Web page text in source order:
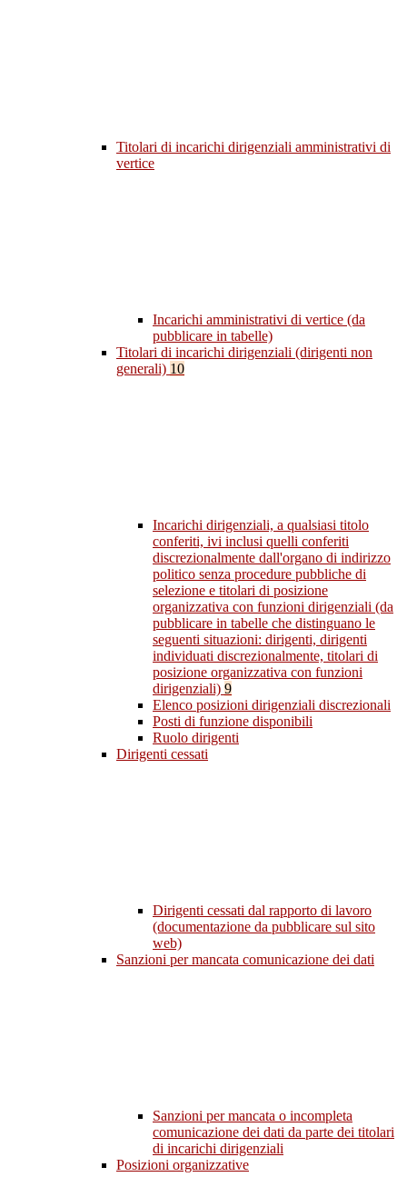
Titolari di incarichi dirigenziali amministrativi di
vertice
Incarichi amministrativi di vertice (da
pubblicare in tabelle)
Titolari di incarichi dirigenziali (dirigenti non
generali) 10
Incarichi dirigenziali, a qualsiasi titolo
conferiti, ivi inclusi quelli conferiti
discrezionalmente dall'organo di indirizzo
politico senza procedure pubbliche di
selezione e titolari di posizione
organizzativa con funzioni dirigenziali (da
pubblicare in tabelle che distinguano le
seguenti situazioni: dirigenti, dirigenti
individuati discrezionalmente, titolari di
posizione organizzativa con funzioni
dirigenziali) 9
Elenco posizioni dirigenziali discrezionali
Posti di funzione disponibili
Ruolo dirigenti
Dirigenti cessati
Dirigenti cessati dal rapporto di lavoro
(documentazione da pubblicare sul sito
web)
Sanzioni per mancata comunicazione dei dati
Sanzioni per mancata o incompleta
comunicazione dei dati da parte dei titolari
di incarichi dirigenziali
Posizioni organizzative